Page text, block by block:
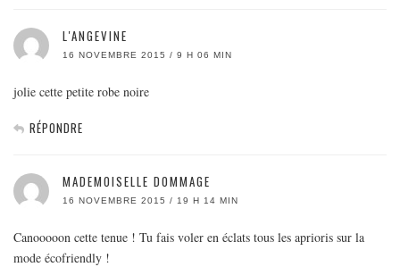
L'ANGEVINE
16 NOVEMBRE 2015 / 9 H 06 MIN
jolie cette petite robe noire
RÉPONDRE
MADEMOISELLE DOMMAGE
16 NOVEMBRE 2015 / 19 H 14 MIN
Canooooon cette tenue ! Tu fais voler en éclats tous les aprioris sur la
mode écofriendly !